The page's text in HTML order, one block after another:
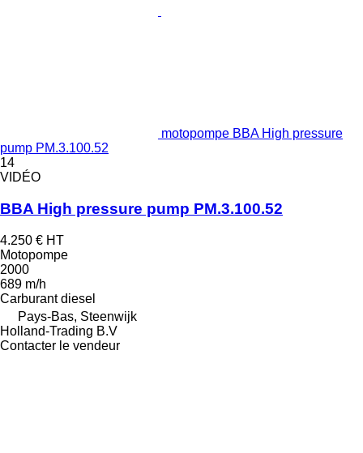
motopompe BBA High pressure
pump PM.3.100.52
14
VIDÉO
BBA High pressure pump PM.3.100.52
4.250 € HT
Motopompe
2000
689 m/h
Carburant diesel
Pays-Bas, Steenwijk
Holland-Trading B.V
Contacter le vendeur